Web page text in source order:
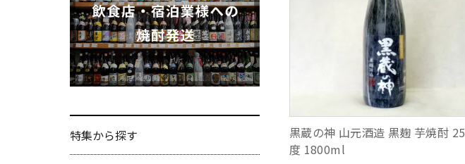
黒蔵の神 山元酒造 黒麹 芋焼酎 25
度 1800ml
特集から探す